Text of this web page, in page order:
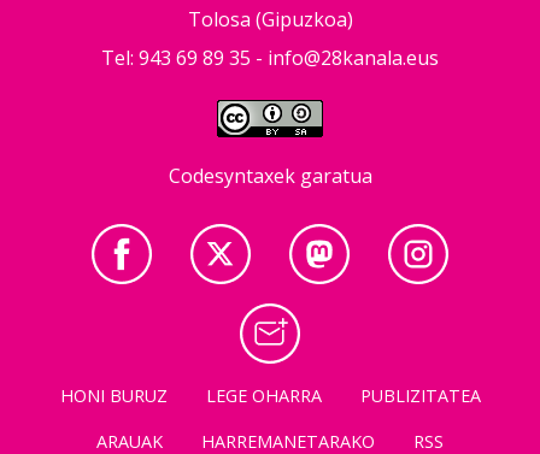
Tolosa (Gipuzkoa)
Tel: 943 69 89 35 - info@28kanala.eus
Codesyntaxek garatua
HONI BURUZ LEGE OHARRA
PUBLIZITATEA
ARAUAK
HARREMANETARAKO RSS